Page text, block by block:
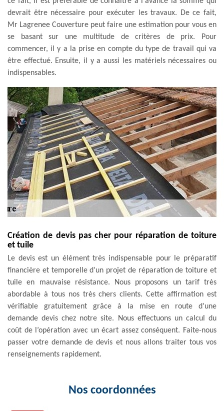
devrait être nécessaire pour exécuter les travaux. De ce fait,
Mr Lagrenee Couverture peut faire une estimation pour vous en
se basant sur une multitude de critères de prix. Pour
commencer, il y a la prise en compte du type de travail qui va
être effectué. Ensuite, il y a aussi les matériels nécessaires ou
indispensables.
Création de devis pas cher pour réparation de toiture
et tuile
Le devis est un élément très indispensable pour le préparatif
financière et temporelle d’un projet de réparation de toiture et
tuile en mauvaise résistance. Nous proposons un tarif très
abordable à tous nos très chers clients. Cette affirmation est
vérifiable gratuitement grâce à la mise en route d’une
demande devis chez notre site. Nous effectuons un calcul du
coût de l’opération avec un écart assez conséquent. Faite-nous
passer votre demande de devis et nous allons traiter tous vos
renseignements rapidement.
Nos coordonnées